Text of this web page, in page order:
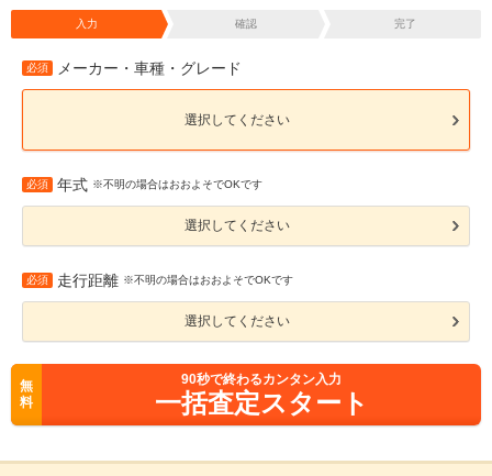
入力 確認 完了
必須 メーカー・車種・グレード
選択してください
必須 年式 ※不明の場合はおおよそでOKです
選択してください
必須 走行距離 ※不明の場合はおおよそでOKです
選択してください
無
料
90秒で終わるカンタン入力
一括査定スタート